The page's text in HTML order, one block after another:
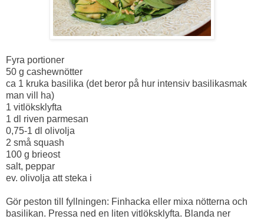
Fyra portioner
50 g cashewnötter
ca 1 kruka basilika (det beror på hur intensiv basilikasmak
man vill ha)
1 vitlöksklyfta
1 dl riven parmesan
0,75-1 dl olivolja
2 små squash
100 g brieost
salt, peppar
ev. olivolja att steka i
Gör peston till fyllningen: Finhacka eller mixa nötterna och
basilikan. Pressa ned en liten vitlöksklyfta. Blanda ner